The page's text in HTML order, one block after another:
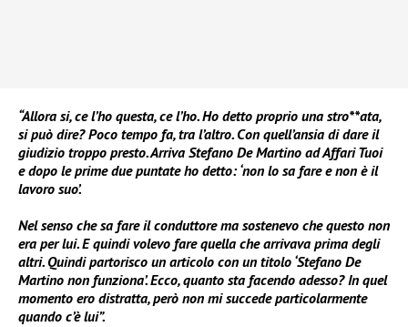
“Allora si, ce l’ho questa, ce l’ho. Ho detto proprio una stro**ata,
si può dire? Poco tempo fa, tra l’altro. Con quell’ansia di dare il
giudizio troppo presto. Arriva Stefano De Martino ad Affari Tuoi
e dopo le prime due puntate ho detto: ‘non lo sa fare e non è il
lavoro suo’.
Nel senso che sa fare il conduttore ma sostenevo che questo non
era per lui. E quindi volevo fare quella che arrivava prima degli
altri. Quindi partorisco un articolo con un titolo ‘Stefano De
Martino non funziona’. Ecco, quanto sta facendo adesso? In quel
momento ero distratta, però non mi succede particolarmente
quando c’è lui”.